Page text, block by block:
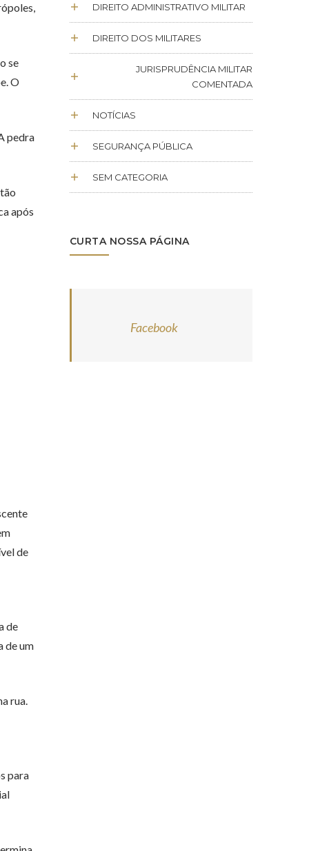
se
O
pedra
após
de
de
de um
rua.
para
DIREITO ADMINISTRATIVO MILITAR
DIREITO DOS MILITARES
JURISPRUDÊNCIA MILITAR
COMENTADA
NOTÍCIAS
SEGURANÇA PÚBLICA
SEM CATEGORIA
CURTA NOSSA PÁGINA
Facebook